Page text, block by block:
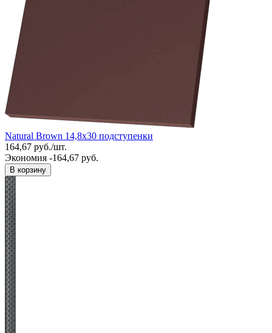
Natural Brown 14,8x30 подступенки
164,67 руб./шт.
Экономия -164,67 руб.
В корзину